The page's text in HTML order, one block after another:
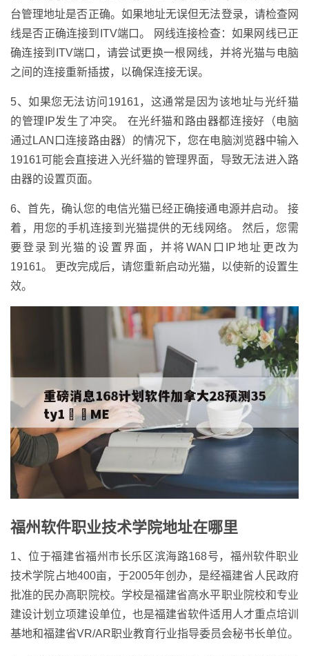
台管理地址是否正确。如果地址无误但无法登录，请检查网
线是否正确连接到ITV端口。 网线连接检查：如果网线已正
确连接到ITV端口，请尝试更换一根网线，并将光猫与电脑
之间的连接重新插拔，以确保连接无误。
5、如果您无法访问19161，这通常是因为该地址与光纤猫
的管理IP发生了冲突。 在光纤猫和路由器都连接好（电脑
通过LAN口连接路由器）的情况下，您在电脑浏览器中输入
19161可能会直接进入光纤猫的管理界面，导致无法进入路
由器的设置页面。
6、首先，确认您的电信光猫已经正确接通电源并启动。 接
着，用您的手机连接到光猫提供的无线网络。 然后，您需
要登录到光猫的设置界面，并将WAN口IP地址更改为
19161。 更改完成后，请您重新启动光猫，以使新的设置生
效。
福州软件职业技术学院地址在哪里
1、位于福建省福州市长乐区滨海路168号，福州软件职业
技术学院占地400亩，于2005年创办，是经福建省人民政府
批准的民办高职院校。学校是福建省高水平职业院校和专业
建设计划立项建设单位，也是福建省软件适用人才重点培训
基地和福建省VR/AR职业教育行业指导委员会秘书长单位。